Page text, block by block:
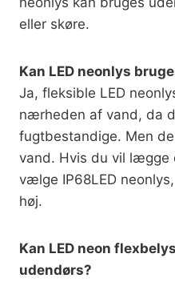
eller skøre.
Kan LED neonlys
Ja, fleksible LED
nærheden af vand, da
fugtbestandige. Men
vand. Hvis du vil lægge
vælge IP68LED
høj.
Kan LED neon
udendørs?